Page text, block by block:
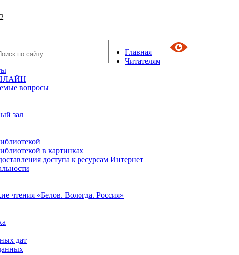
Главная
Читателям
вопросы
зал
в картинках
доступа к ресурсам Интернет
чтения «Белов. Вологда. Россия»
дат